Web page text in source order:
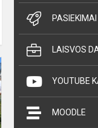
Erasmus+
projekto
„Cultural
Bridges“
finišo
PASIEKIMAI
LAISVOS
YOUTUBE
MOODLE